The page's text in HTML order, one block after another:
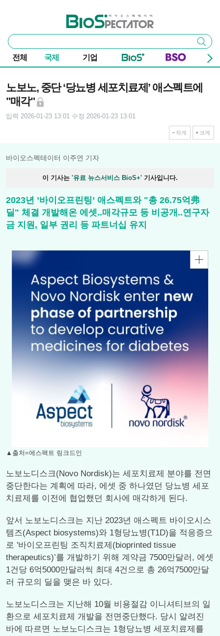
바이오스펙테이터
통
합
검
색
검색
전체 국제 기업
노보노, 중단 ‘당뇨병 세포치료제’ 애스펙트에
"매각"
입력 2026-01-23 13:01 수정 2026-01-23 13:01
작게 크게
바이오스펙테이터 이주연 기자
이 기사는 '유료 뉴스서비스 BioS+' 기사입니다.
2023년 ’바이오프린팅’ 애스펙트와 "총 26.75억弗
딜" 체결 개발해온 에셋..매각규모 등 비공개..연구자
금 지원, 일부 권리 등 파트너십 유지
▲출처=에스팩트 링크드인
노보노디스크(Novo Nordisk)는 세포치료제 분야를 전면
중단한다는 계획에 따라, 에셋 중 하나였던 당뇨병 세포
치료제를 이전에 협업했던 회사에 매각하게 된다.
앞서 노보노디스크는 지난 2023년 애스펙트 바이오시스
템즈(Aspect biosystems)와 1형당뇨병(T1D)을 적응증으
로 '바이오프린팅 조직치료제(bioprinted tissue
therapeutics)’를 개발하기 위해 계약금 7500만달러, 에셋
1건당 6억5000만달러씩 최대 4건으로 총 26억7500만달
러 규모의 딜을 맺은 바 있다.
노보노디스크는 지난해 10월 비용절감 이니셔티브의 일
환으로 세포치료제 개발을 전면중단했다. 당시 알려진
바에 따르면 노보노디스크는 1형당뇨병 세포치료제를